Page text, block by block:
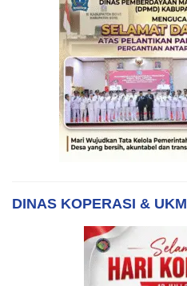
DINAS KOPERASI & UKM